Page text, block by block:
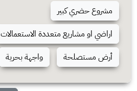
مشروع حضري كبير
اراضي او مشاريع متعددة الاستعمالات
أرض مستصلحة
واجهة بحرية